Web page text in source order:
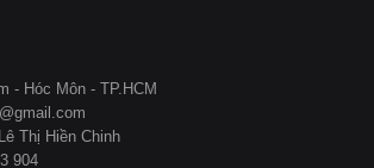
- Hóc Môn - TP.HCM
Thị Hiền Chinh
904